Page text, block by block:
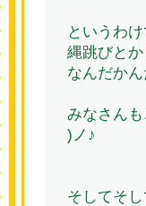
というわ
縄跳びと
なんだか
みなさん
)ノ♪
そしてそ